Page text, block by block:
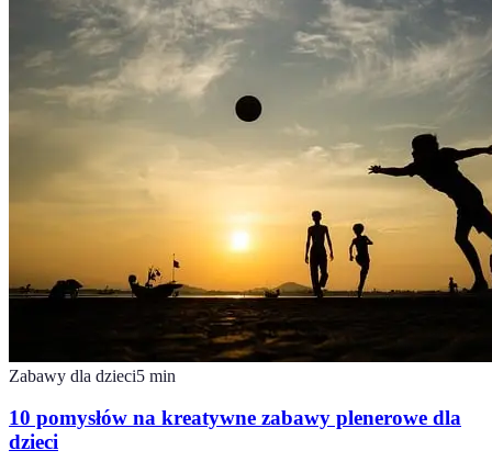
Zabawy dla dzieci5 min
10 pomysłów na kreatywne zabawy plenerowe dla
dzieci